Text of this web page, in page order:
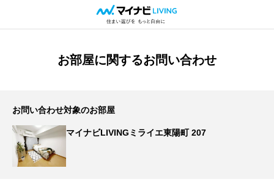
お部屋に関するお問い合わせ
お問い合わせ対象のお部屋
マイナビLIVINGミライエ東陽町 207